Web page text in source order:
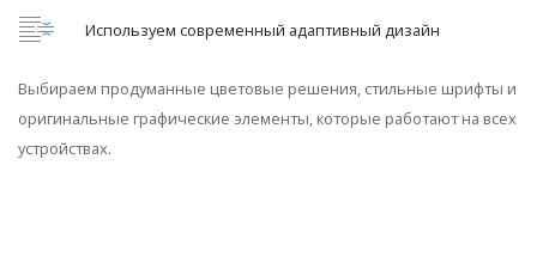
Используем современный адаптивный дизайн
Выбираем продуманные цветовые решения, стильные шрифты и
оригинальные графические элементы, которые работают на всех
устройствах.